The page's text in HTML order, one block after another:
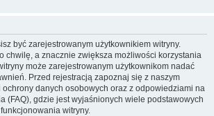
być zarejestrowanym użytkownikiem witryny.
chwilę, a znacznie zwiększa możliwości korzystania
może zarejestrowanym użytkownikom nadać
Przed rejestracją zapoznaj się z naszym
danych osobowych oraz z odpowiedziami na
(FAQ), gdzie jest wyjaśnionych wiele podstawowych
witryny.